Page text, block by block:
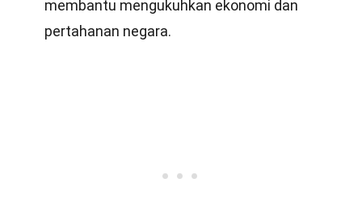
membantu mengukuhkan ekonomi dan
pertahanan negara.